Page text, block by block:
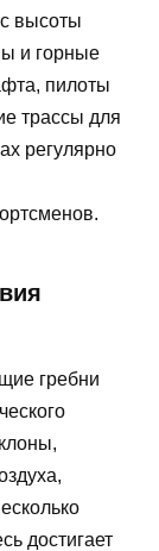
высоты
и горные
пилоты
трассы для
регулярно
гребни
достигает